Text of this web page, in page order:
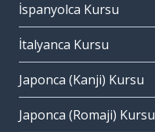
İspanyolca Kursu
İtalyanca Kursu
Japonca (Kanji) Kursu
Japonca (Romaji) Kursu